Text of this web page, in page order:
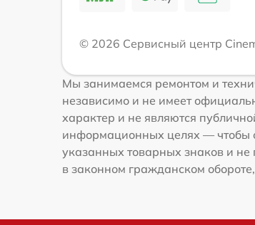
© 2026 Сервисный центр
Мы занимаемся ремонтом и
независимо и не имеет
характер и не являются
информационных целях — чтобы
указанных товарных знаков и не
в законном гражданском